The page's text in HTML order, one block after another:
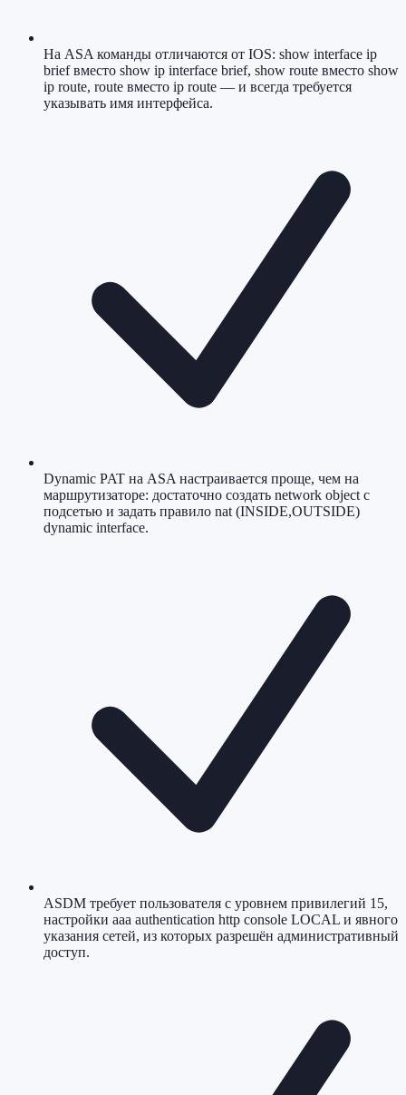
На ASA команды отличаются от IOS: show interface ip
brief вместо show ip interface brief, show route вместо show
ip route, route вместо ip route — и всегда требуется
указывать имя интерфейса.
Dynamic PAT на ASA настраивается проще, чем на
маршрутизаторе: достаточно создать network object с
подсетью и задать правило nat (INSIDE,OUTSIDE)
dynamic interface.
ASDM требует пользователя с уровнем привилегий 15,
настройки aaa authentication http console LOCAL и явного
указания сетей, из которых разрешён административный
доступ.